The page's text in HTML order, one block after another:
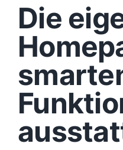
Content
Funktionen
Aufbau
Traffic
Die